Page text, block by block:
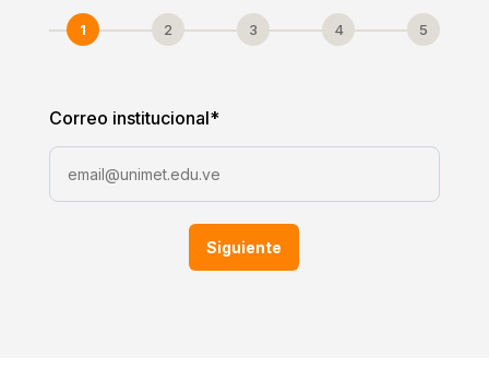
1 2 3 4 5
Correo institucional*
Siguiente